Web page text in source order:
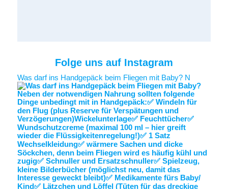
Folge uns auf Instagram
Was darf ins Handgepäck beim Fliegen mit Baby? N